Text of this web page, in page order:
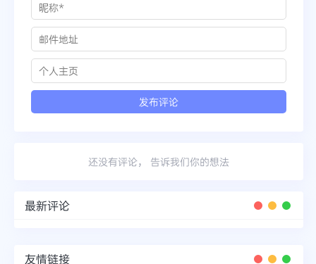
还没有评论， 告诉我们你的想法
最新评论
友情链接